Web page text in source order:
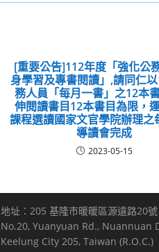
[重要公告]112年度「強化公
身學習及專書閱讀」,請同仁
務人員「每月一書」之12本
伸閱讀書目12本書目為限，
課程選讀國家文官學院辦理之
導讀會完成
2023-05-15
地址：205 基隆市暖暖區源遠路20號
No.20, Yuanyuan Rd., Nuannuan
Keelung City 205, Taiwan (R.O.C.)